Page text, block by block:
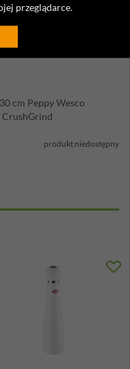
przeglądarce.
cm Peppy Wesco
CrushGrind
produkt niedostępny